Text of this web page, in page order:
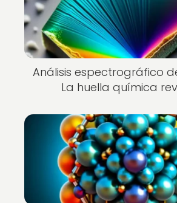
Análisis espectrográfico
La huella química